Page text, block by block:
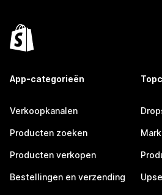
App-categorieën
Verkoopkanalen
Producten zoeken
Producten verkopen
Bestellingen en verzending